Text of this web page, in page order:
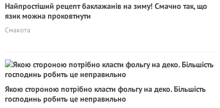
Найпростіший рецепт баклажанів на зиму! Смачно так, що
язик можна проковтнути
Смакота
Якою стороною потрібно класти фольгу на деко. Більшість
господинь робить це неправильно